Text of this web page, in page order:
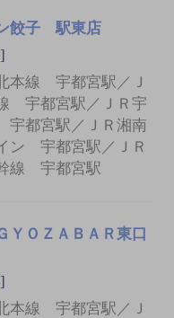
餃子 駅東店
本線 宇都宮駅／Ｊ
宇都宮駅／ＪＲ宇
都宮駅／ＪＲ湘南
ン 宇都宮駅／ＪＲ
線 宇都宮駅
ＹＯＺＡＢＡＲ東口
本線 宇都宮駅／Ｊ